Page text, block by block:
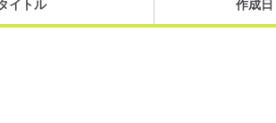
イトル 作成日